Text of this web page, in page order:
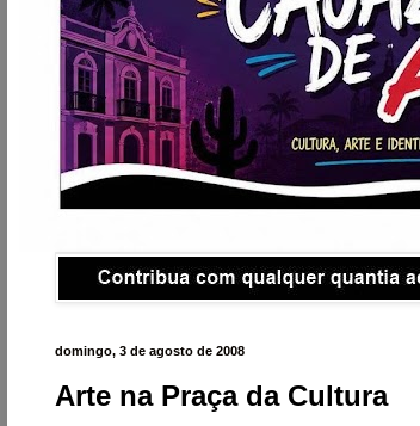
domingo, 3 de agosto de 2008
Arte na Praça da Cultura